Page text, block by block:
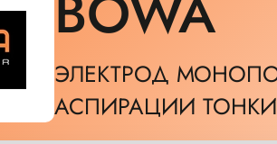
ЭЛЕКТРОД
АСПИРАЦИИ